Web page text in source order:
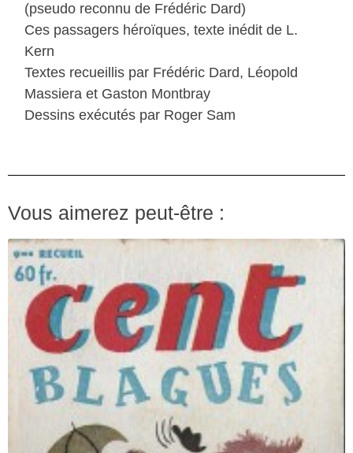
(pseudo reconnu de Frédéric Dard)
Ces passagers héroïques, texte inédit de L.
Kern
Textes recueillis par Frédéric Dard, Léopold
Massiera et Gaston Montbray
Dessins exécutés par Roger Sam
Vous aimerez peut-être :